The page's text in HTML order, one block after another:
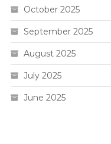
October 2025
September 2025
August 2025
July 2025
June 2025